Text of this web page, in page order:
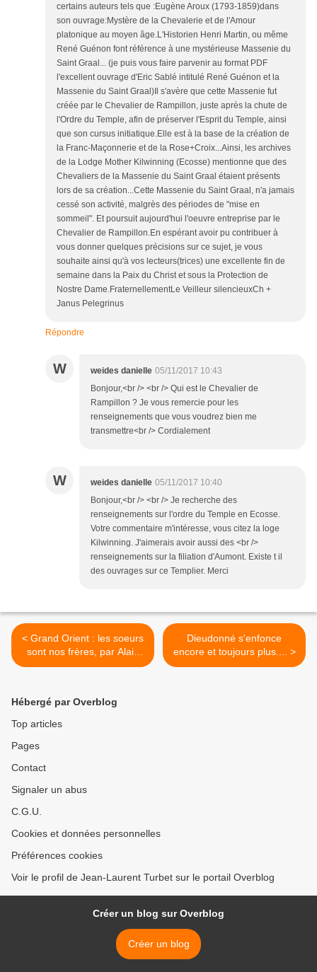
certains auteurs tels que :Eugène Aroux (1793-1859)dans
son ouvrage:Mystère de la Chevalerie et de l'Amour
platonique au moyen âge.L'Historien Henri Martin, ou même
René Guénon font référence à une mystérieuse Massenie du
Saint Graal... (je puis vous faire parvenir au format PDF
l'excellent ouvrage d'Eric Sablé intitulé René Guénon et la
Massenie du Saint Graal)Il s'avère que cette Massenie fut
créée par le Chevalier de Rampillon, juste après la chute de
l'Ordre du Temple, afin de préserver l'Esprit du Temple, ainsi
que son cursus initiatique.Elle est à la base de la création de
la Franc-Maçonnerie et de la Rose+Croix...Ainsi, les archives
de la Lodge Mother Kilwinning (Ecosse) mentionne que des
Chevaliers de la Massenie du Saint Graal étaient présents
lors de sa création...Cette Massenie du Saint Graal, n'a jamais
cessé son activité, malgrès des périodes de "mise en
sommeil". Et poursuit aujourd'hui l'oeuvre entreprise par le
Chevalier de Rampillon.En espérant avoir pu contribuer à
vous donner quelques précisions sur ce sujet, je vous
souhaite ainsi qu'à vos lecteurs(trices) une excellente fin de
semaine dans la Paix du Christ et sous la Protection de
Nostre Dame.FraternellementLe Veilleur silencieuxCh +
Janus Pelegrinus
Répondre
W weides danielle 05/11/2017 10:43
Bonjour,<br /> <br /> Qui est le Chevalier de
Rampillon ? Je vous remercie pour les
renseignements que vous voudrez bien me
transmettre<br /> Cordialement
W weides danielle 05/11/2017 10:40
Bonjour,<br /> <br /> Je recherche des
renseignements sur l'ordre du Temple en Ecosse.
Votre commentaire m'intéresse, vous citez la loge
Kilwinning. J'aimerais avoir aussi des <br />
renseignements sur la filiation d'Aumont. Existe t il
des ouvrages sur ce Templier. Merci
< Grand Orient : les soeurs
sont nos frères, par Alain
Bauer
Dieudonné s'enfonce
encore et toujours plus.... >
Hébergé par Overblog
Top articles
Pages
Contact
Signaler un abus
C.G.U.
Cookies et données personnelles
Préférences cookies
Voir le profil de Jean-Laurent Turbet sur le portail Overblog
Créer un blog sur Overblog
Créer un blog